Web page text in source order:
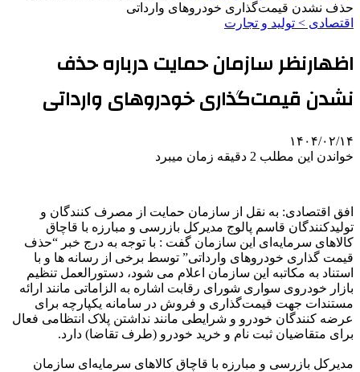
حذف نشدن قیمت‌گذاری خودروهای وارداتی
اقتصادی > تولید و تجارت
اظهارنظر سازمان حمایت درباره حذف
نشدن قیمت‌گذاری خودروهای وارداتی
۱۴۰۴/۰۲/۱۴
خواندن این مطلب 2 دقیقه زمان میبرد
افق اقتصادی: به نقل از سازمان حمایت از مصرف کنندگان و
تولیدکنندگان قاسم پالوج مدیرکل بازرسی و مبارزه با قاچاق
کالاهای سرمایه‌ای این سازمان گفت : با توجه به درج خبر “حذف
قیمت گذاری خودروهای وارداتی” توسط برخی از رسانه ها و با
استناد به مکاتبه این سازمان اعلام می شود، دستورالعمل تنظیم
بازار خودروی سواری شورای رقابت اشاره به الزاماتی مانند ارائه
مستندات جهت قیمت‌گذاری و فروش در سامانه یکپارچه برای
عرضه کنندگان خودرو و شرایطی مانند نداشتن پلاک انتظامی فعال
برای متقاضیان ثبت نام و خرید خودرو (طرف تقاضا) دارد.
مدیرکل بازرسی و مبارزه با قاچاق کالاهای سرمایه‌ای سازمان